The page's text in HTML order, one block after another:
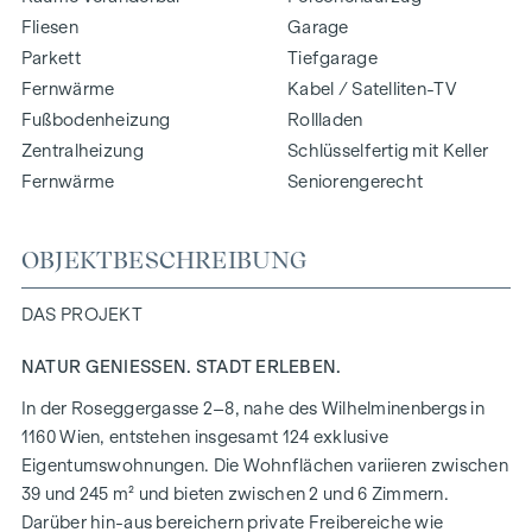
Fliesen
Parkett
Fernwärme
Fußbodenheizung
Zentralheizung
Fernwärme
Garage
Tiefgarage
Kabel / Satelliten-TV
Rollladen
Schlüsselfertig mit Keller
Seniorengerecht
OBJEKTBESCHREIBUNG
DAS PROJEKT
NATUR GENIESSEN. STADT ERLEBEN.
In der Roseggergasse 2–8, nahe des Wilhelminenbergs in
1160 Wien, entstehen insgesamt 124 exklusive
Eigentumswohnungen. Die Wohnflächen variieren zwischen
39 und 245 m² und bieten zwischen 2 und 6 Zimmern.
Darüber hin-aus bereichern private Freibereiche wie